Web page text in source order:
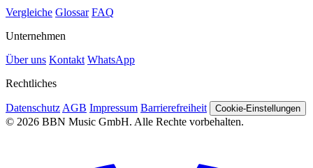
Vergleiche Glossar FAQ
Unternehmen
Über uns Kontakt WhatsApp
Rechtliches
Datenschutz AGB Impressum Barrierefreiheit Cookie-Einstellungen
© 2026 BBN Music GmbH. Alle Rechte vorbehalten.